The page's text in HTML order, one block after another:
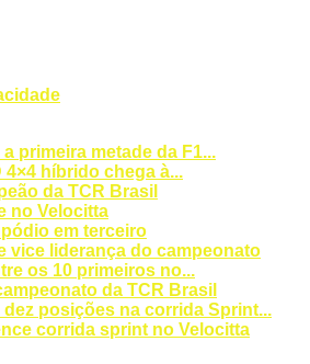
primeira metade da F1...
4×4 híbrido chega à...
da TCR Brasil
no Velocitta
em terceiro
vice liderança do campeonato
os 10 primeiros no...
da TCR Brasil
posições na corrida Sprint...
corrida sprint no Velocitta